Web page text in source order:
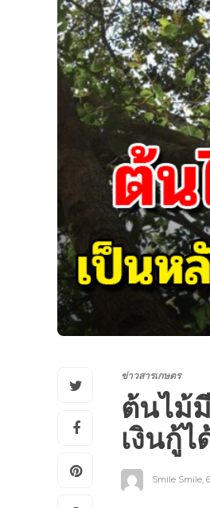
ข่าวสารเกษตร
ต้นไม้
เงินกู้ไ
Smile Smile